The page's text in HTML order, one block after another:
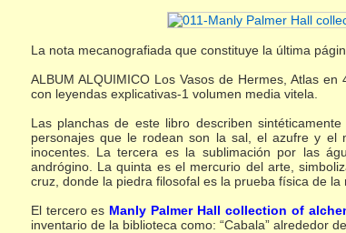
La nota mecanografiada que constituye la última
ALBUM ALQUIMICO Los Vasos de Hermes, Atlas
con leyendas explicativas-1 volumen media vitela.
Las planchas de este libro describen
personajes que le rodean son la sal, el azufre y
inocentes. La tercera es la sublimación por las
andrógino. La quinta es el mercurio del arte,
cruz, donde la piedra filosofal es la prueba física de la
El tercero es Manly Palmer Hall collection of
inventario de la biblioteca como: “Cabala” alrededor